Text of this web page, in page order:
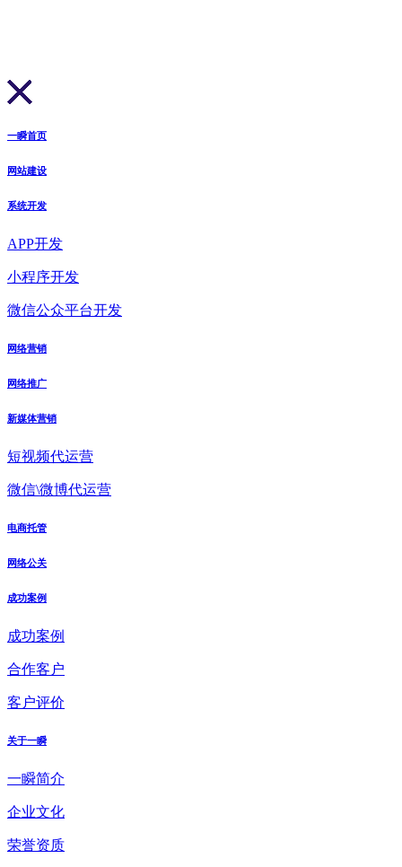
一瞬首页
网站建设
系统开发
APP开发
小程序开发
微信公众平台开发
网络营销
网络推广
新媒体营销
短视频代运营
微信\微博代运营
电商托管
网络公关
成功案例
成功案例
合作客户
客户评价
关于一瞬
一瞬简介
企业文化
荣誉资质